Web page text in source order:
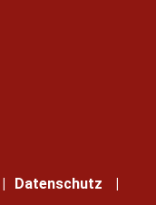
Datenschutz